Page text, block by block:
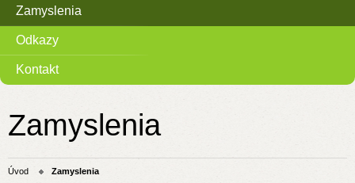
Zamyslenia
Odkazy
Kontakt
Zamyslenia
Úvod Zamyslenia